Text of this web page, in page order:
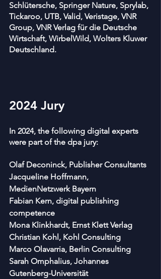
Schlütersche, Springer Nature, Sprylab,
Tickaroo, UTB, Valid, Veristage, VNR
Group, VNR Verlag für die Deutsche
Wirtschaft, WirbelWild, Wolters Kluwer
Deutschland.
2024 Jury
In 2024, the following digital experts
were part of the dpa jury:
Olaf Deconinck, Publisher Consultants
Jacqueline Hoffmann,
MedienNetzwerk Bayern
Fabian Kern, digital publishing
competence
Mona Klinkhardt, Ernst Klett Verlag
Christian Kohl, Kohl Consulting
Marco Olavarria, Berlin Consulting
Sarah Omphalius, Johannes
Gutenberg-Universität